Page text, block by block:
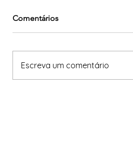
Comentários
Escreva um comentário